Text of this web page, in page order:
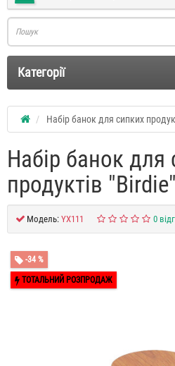
Категорії
Набір банок для сипких
Набір банок для
продуктів
Модель: YX111 0
-34 %
ТОТАЛЬНИЙ РОЗПРОДАЖ